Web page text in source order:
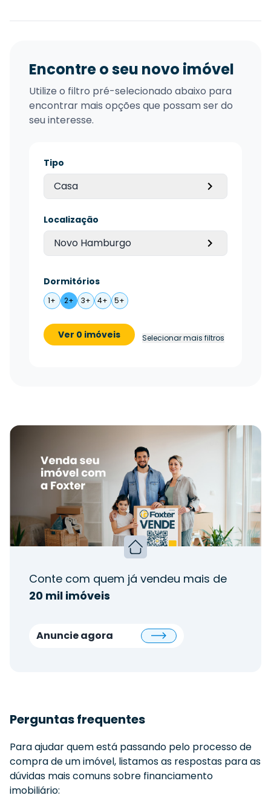
Encontre o seu novo imóvel
Utilize o filtro pré-selecionado abaixo para
encontrar mais opções que possam ser do
seu interesse.
Tipo
Casa
Localização
Novo Hamburgo
Dormitórios
1+ 2+ 3+ 4+ 5+
Ver 0 imóveis Selecionar mais filtros
Conte com quem já vendeu mais de
20 mil imóveis
Anuncie agora
Perguntas frequentes
Para ajudar quem está passando pelo processo de
compra de um imóvel, listamos as respostas para as
dúvidas mais comuns sobre financiamento
imobiliário: